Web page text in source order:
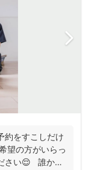
約をすこしだけ
望の方がいらっ
さい😌 誰かに